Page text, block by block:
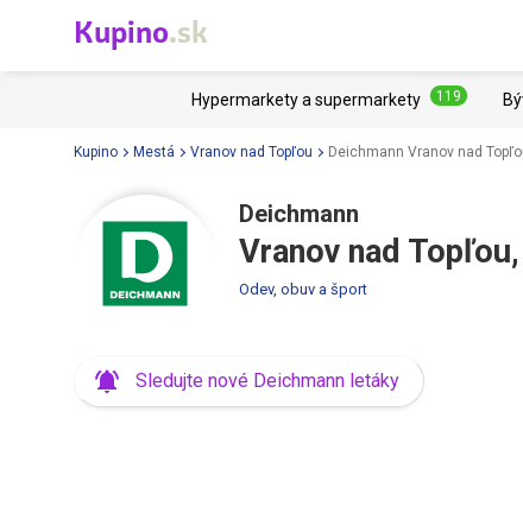
Kupino.sk
Hypermarkety a supermarkety 119
Kupino Mestá Vranov nad Topľou Deichmann Vranov nad
Deichmann
Vranov nad
Odev, obuv a šport
Sledujte nové Deichmann letáky